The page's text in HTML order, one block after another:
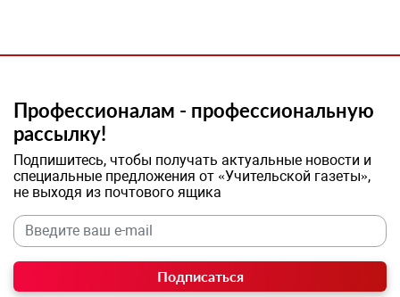
Профессионалам - профессиональную
рассылку!
Подпишитесь, чтобы получать актуальные новости и
специальные предложения от «Учительской газеты»,
не выходя из почтового ящика
Подписаться